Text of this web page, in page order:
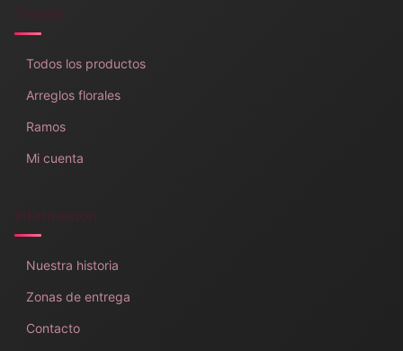
Todos los productos
Arreglos florales
Ramos
Mi cuenta
Información
Nuestra historia
Zonas de entrega
Contacto